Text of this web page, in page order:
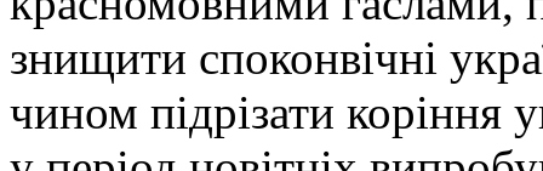
знищити споконвічні
чином підрізати коріння